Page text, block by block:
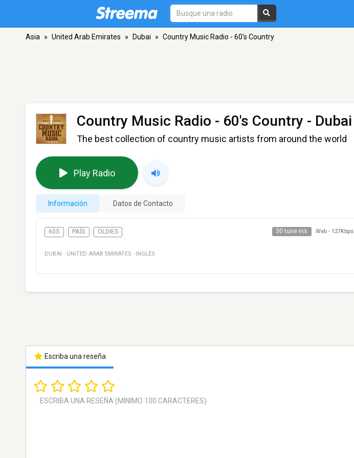
Asia » United Arab Emirates » Dubai » Country Music Radio - 60's Country
Country Music Radio - 60's Country - Dubai
The best collection of country music artists from around the world
Play Radio
Información Datos de Contacto
60S PAÍS OLDIES 30 tune ins Web - 127Kbps
DUBAI · UNITED ARAB EMIRATES · INGLÉS
Escriba una reseña